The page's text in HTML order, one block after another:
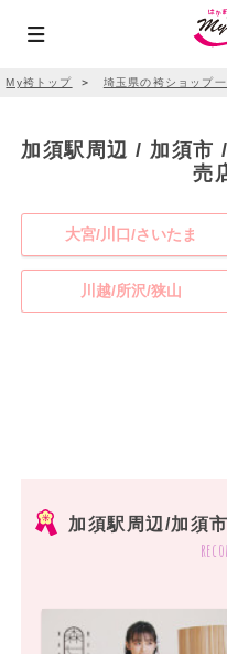
My袴トップ ＞ 埼玉県の袴ショップ一
加須駅周辺 / 加須市
売
大宮/川口/さいたま
川越/所沢/狭山
加須駅周辺/加須